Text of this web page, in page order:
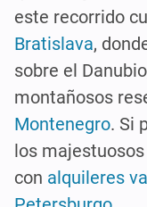
este recorrido
Bratislava,
sobre el
montañosos
Montenegro. Si
los
con alquileres